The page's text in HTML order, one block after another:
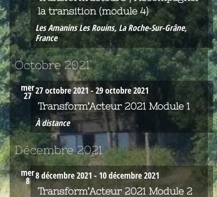
la transition (module 4)
Les AmaninsLes Rouins, La Roche-Sur-Grâne,
France
Octobre 2021
mer
27 27 octobre 2021-29 octobre 2021
Transform’Acteur 2021 Module 1
À distance
Décembre 2021
mer
8 8 décembre 2021- 10 décembre 2021
Transform’Acteur 2021 Module 2